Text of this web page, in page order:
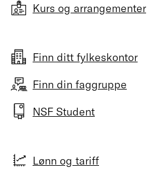
Kurs og arrangementer
Finn ditt fylkeskontor
Finn din faggruppe
NSF Student
Lønn og tariff